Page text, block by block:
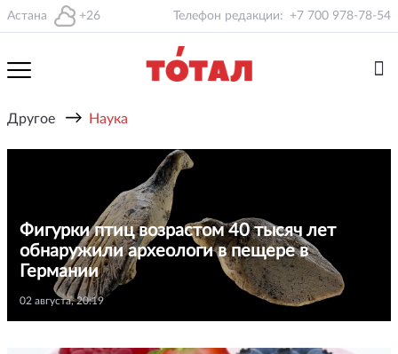
Астана +26 Телефон редакции: +7 700 978-78-54
Другое → Наука
Фигурки птиц возрастом 40 тысяч лет
обнаружили археологи в пещере в
Германии
02 августа, 20:19